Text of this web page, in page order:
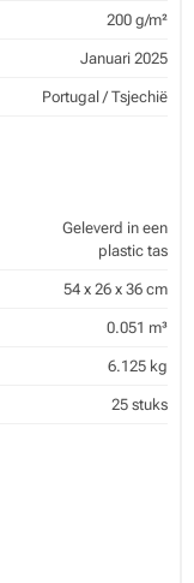
200 g/m²
Januari 2025
Portugal / Tsjechië
Geleverd in een
plastic tas
54 x 26 x 36 cm
0.051 m³
6.125 kg
25 stuks